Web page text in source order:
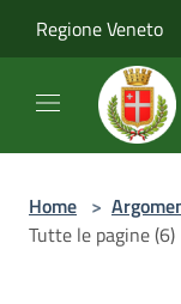
Regione Veneto
Home >
Tutte le pagine (6)